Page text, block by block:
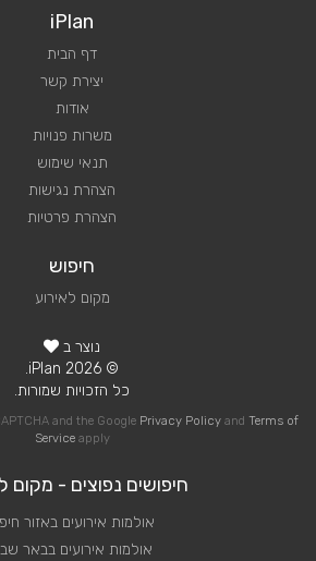
iPlan
דף הבית
יצירת קשר
אודות
משרות פנויות
תנאי שימוש
הצהרת נגישות
הצהרת פרטיות
חיפוש
מקום לאירוע
נוצר ב
© 2026 iPlan.
כל הזכויות שמורות.
and the Google Privacy Policy and Terms of
Serviceapply
חיפושים נפוצים - מקום
אולמות אירועים באזור
אולמות אירועים בבאר